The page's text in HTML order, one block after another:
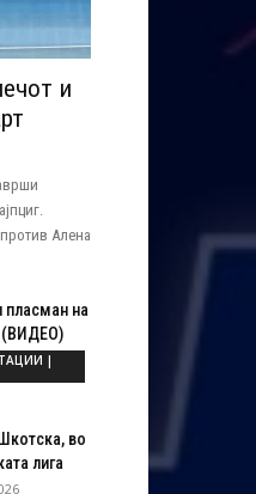
и
Алена
пласман на
(ВИДЕО)
|
во
лига